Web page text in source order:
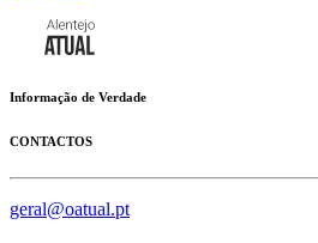
Informação de Verdade
CONTACTOS
geral@oatual.pt